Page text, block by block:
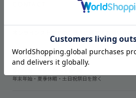
03-6809-2611
年末年始・夏季休暇・土日祝祭日を除く